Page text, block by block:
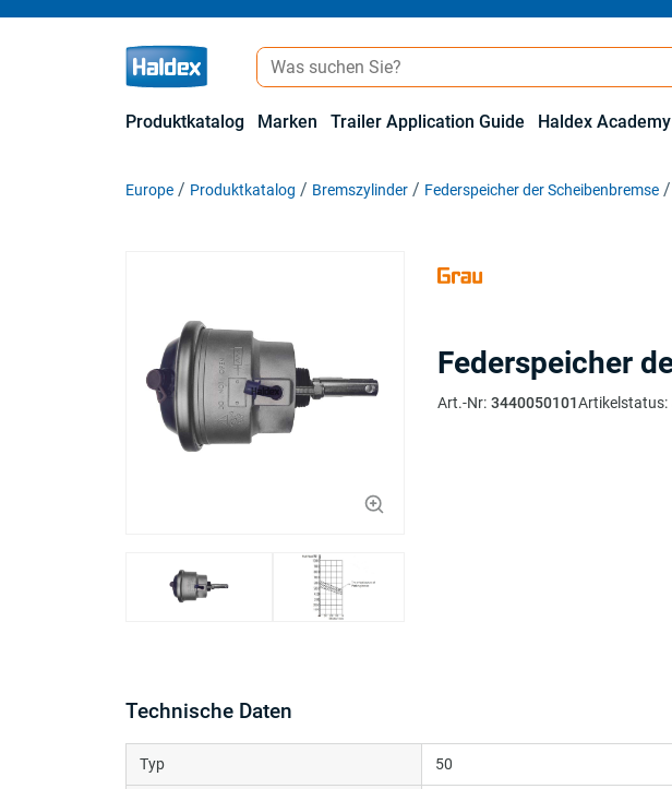
Produktkatalog Marken Trailer Application Guide Haldex Academy
Europe Produktkatalog Bremszylinder Federspeicher der Scheibenbremse
Federspeicher
Art.-Nr: 3440050101Artikelstatus:
Technische Daten
Typ 50